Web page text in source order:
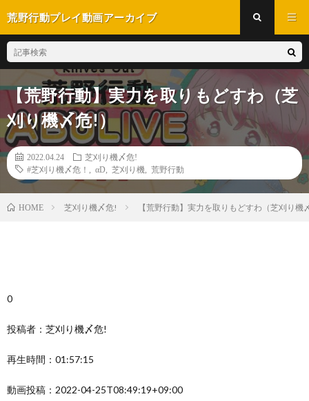
荒野行動プレイ動画アーカイブ
【荒野行動】実力を取りもどすわ（芝
刈り機〆危!）
2022.04.24
芝刈り機〆危!
#芝刈り機〆危！
αD 芝刈り機 荒野行動
HOME 芝刈り機〆危! 【荒野行動】実力を取りもどすわ（芝刈り機
0
投稿者：芝刈り機〆危!
再生時間：01:57:15
動画投稿：2022-04-25T08:49:19+09:00